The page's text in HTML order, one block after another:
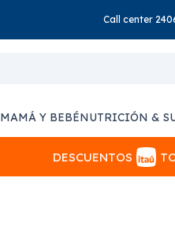
Call center
MAMÁ Y BEBÉNUTRICIÓN &
DESCUENTOS